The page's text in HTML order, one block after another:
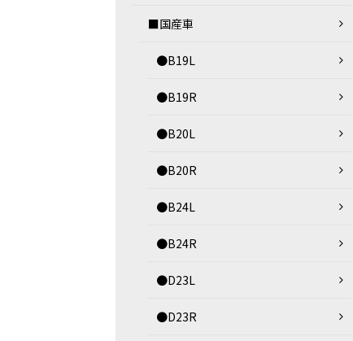
■国産車
●B19L
●B19R
●B20L
●B20R
●B24L
●B24R
●D23L
●D23R